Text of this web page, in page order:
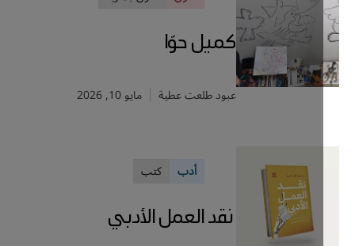
كميل حوّا
عبود طلعت عطية مايو 10, 2026
كتب
نقد العمل الأدبي